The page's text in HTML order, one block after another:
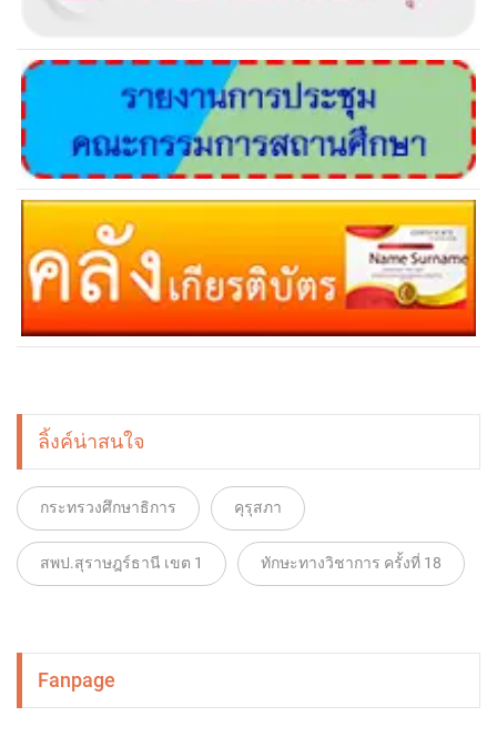
ลิ้งค์น่าสนใจ
กระทรวงศึกษาธิการ คุรุสภา
สพป.สุราษฎร์ธานี เขต 1 ทักษะทางวิชาการ ครั้งที่ 18
Fanpage